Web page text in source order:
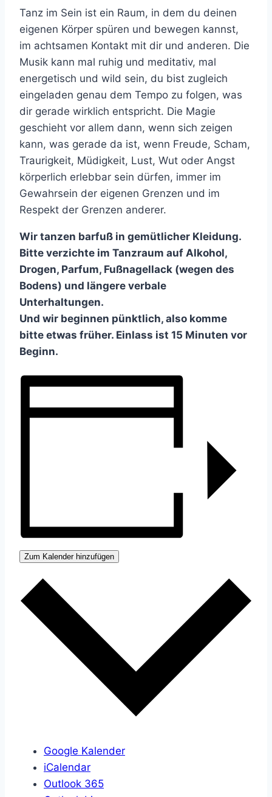
Tanz im Sein ist ein Raum, in dem du deinen
eigenen Körper spüren und bewegen kannst,
im achtsamen Kontakt mit dir und anderen. Die
Musik kann mal ruhig und meditativ, mal
energetisch und wild sein, du bist zugleich
eingeladen genau dem Tempo zu folgen, was
dir gerade wirklich entspricht. Die Magie
geschieht vor allem dann, wenn sich zeigen
kann, was gerade da ist, wenn Freude, Scham,
Traurigkeit, Müdigkeit, Lust, Wut oder Angst
körperlich erlebbar sein dürfen, immer im
Gewahrsein der eigenen Grenzen und im
Respekt der Grenzen anderer.
Wir tanzen barfuß in gemütlicher Kleidung.
Bitte verzichte im Tanzraum auf Alkohol,
Drogen, Parfum, Fußnagellack (wegen des
Bodens) und längere verbale
Unterhaltungen.
Und wir beginnen pünktlich, also komme
bitte etwas früher. Einlass ist 15 Minuten vor
Beginn.
Zum Kalender hinzufügen
Google Kalender
iCalendar
Outlook 365